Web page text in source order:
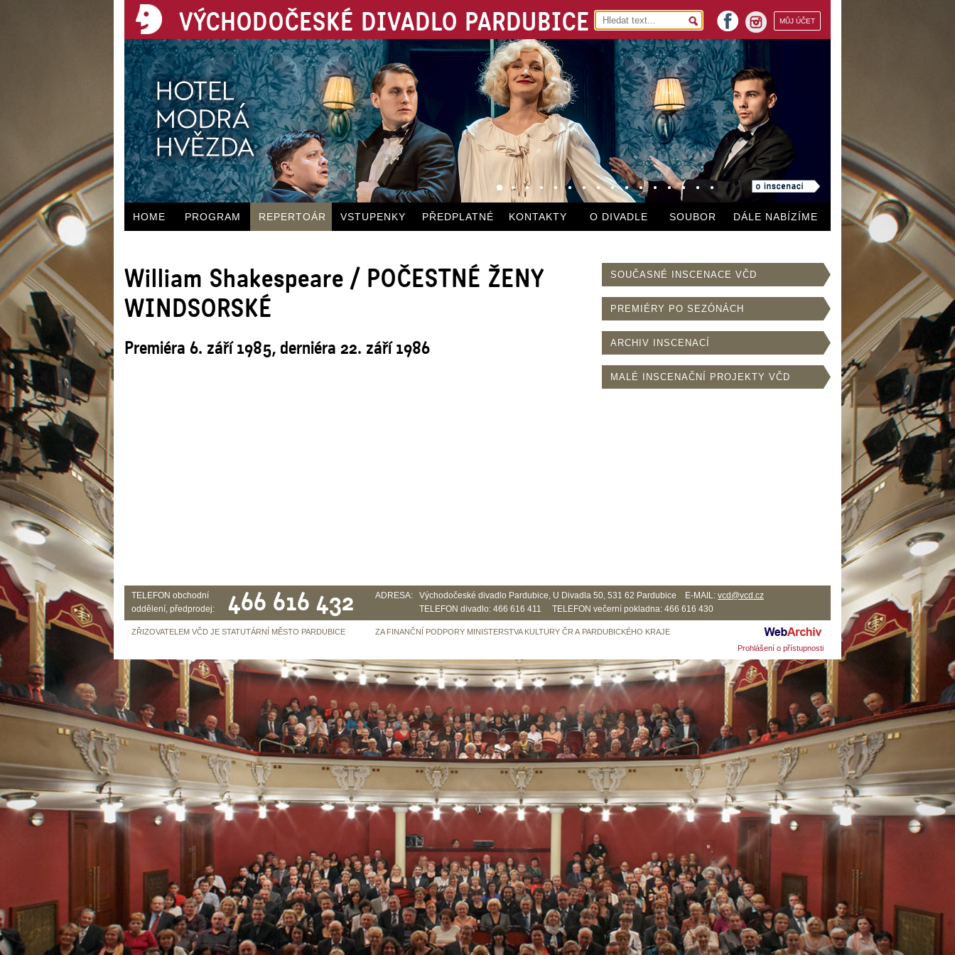
VÝCHODOČESKÉ DIVADLO PARDUBICE MŮJ ÚČET
instagram
facebook
HOME PROGRAM REPERTOÁR VSTUPENKY PŘEDPLATNÉ KONTAKTY O DIVADLE SOUBOR DÁLE NABÍZÍME
William Shakespeare / POČESTNÉ ŽENY
WINDSORSKÉ
Premiéra 6. září 1985, derniéra 22. září 1986
SOUČASNÉ INSCENACE VČD
PREMIÉRY PO SEZÓNÁCH
ARCHIV INSCENACÍ
MALÉ INSCENAČNÍ PROJEKTY VČD
TELEFON obchodní
oddělení, předprodej:
466 616 432 ADRESA: Východočeské divadlo Pardubice, U Divadla 50, 531 62 Pardubice E-MAIL: vcd@vcd.cz
TELEFON divadlo: 466 616 411 TELEFON večerní pokladna: 466 616 430
ZŘIZOVATELEM VČD JE STATUTÁRNÍ MĚSTO PARDUBICE
ZA FINANČNÍ PODPORY MINISTERSTVA KULTURY ČR A PARDUBICKÉHO KRAJE
Prohlášení o přístupnosti